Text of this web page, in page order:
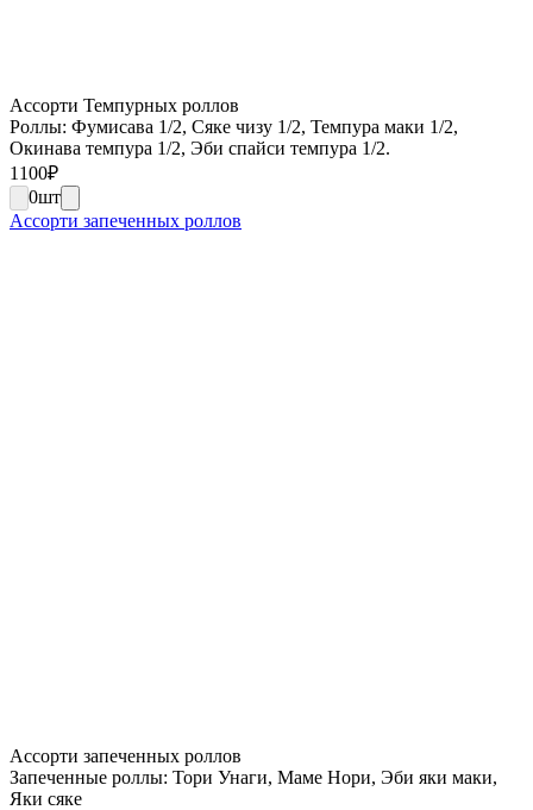
Ассорти Темпурных роллов
Роллы: Фумисава 1/2, Сяке чизу 1/2, Темпура маки 1/2,
Окинава темпура 1/2, Эби спайси темпура 1/2.
1100₽
0шт
Ассорти запеченных роллов
Ассорти запеченных роллов
Запеченные роллы: Тори Унаги, Маме Нори, Эби яки маки,
Яки сяке